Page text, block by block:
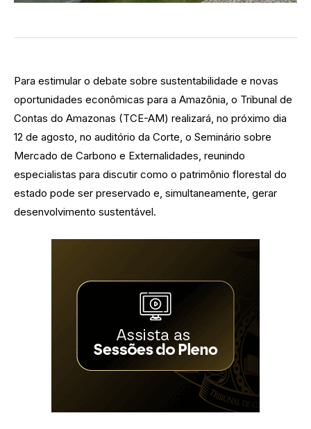
Para estimular o debate sobre sustentabilidade e novas
oportunidades econômicas para a Amazônia, o Tribunal de
Contas do Amazonas (TCE-AM) realizará, no próximo dia
12 de agosto, no auditório da Corte, o Seminário sobre
Mercado de Carbono e Externalidades, reunindo
especialistas para discutir como o patrimônio florestal do
estado pode ser preservado e, simultaneamente, gerar
desenvolvimento sustentável.